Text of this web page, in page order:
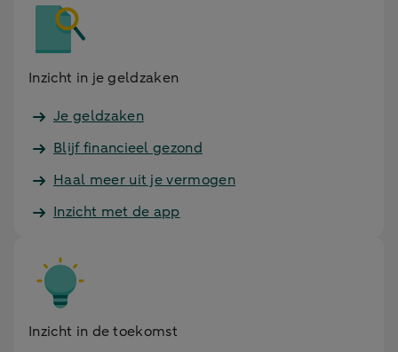
Inzicht in je geldzaken
Je geldzaken
Blijf financieel gezond
Haal meer uit je vermogen
Inzicht met de app
Inzicht in de toekomst